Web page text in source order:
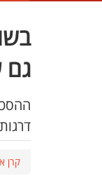
גם
קרן
מצב שחור -